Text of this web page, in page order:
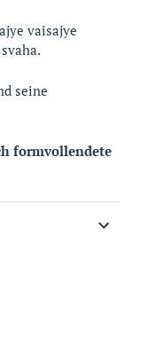
vaisajye
seine
formvollendete